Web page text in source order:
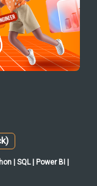
| SQL | Power BI |